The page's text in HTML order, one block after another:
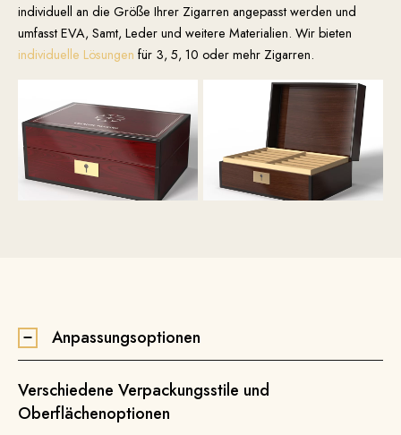
individuell an die Größe Ihrer Zigarren angepasst werden und
umfasst EVA, Samt, Leder und weitere Materialien. Wir bieten
individuelle Lösungen für 3, 5, 10 oder mehr Zigarren.
Anpassungsoptionen
Verschiedene Verpackungsstile und
Oberflächenoptionen